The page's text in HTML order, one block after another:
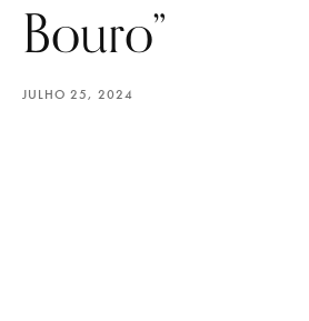
Bouro”
JULHO 25, 2024